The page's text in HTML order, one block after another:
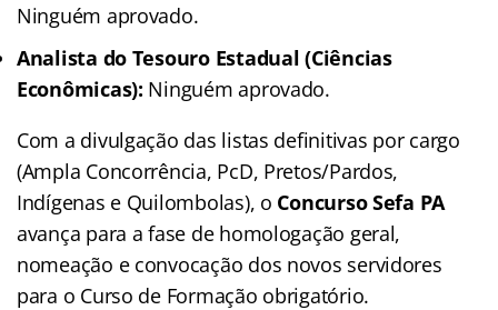
Ninguém aprovado.
Analista do Tesouro Estadual (Ciências
Econômicas): Ninguém aprovado.
Com a divulgação das listas definitivas por cargo
(Ampla Concorrência, PcD, Pretos/Pardos,
Indígenas e Quilombolas), o Concurso Sefa PA
avança para a fase de homologação geral,
nomeação e convocação dos novos servidores
para o Curso de Formação obrigatório.